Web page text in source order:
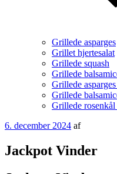
Grillede asparges
Grillet hjertesalat
Grillede squash
Grillede
Grillede
Grillede
Grillede rosenkål
Udgivet
6. december 2024 af
Jackpot Vinder